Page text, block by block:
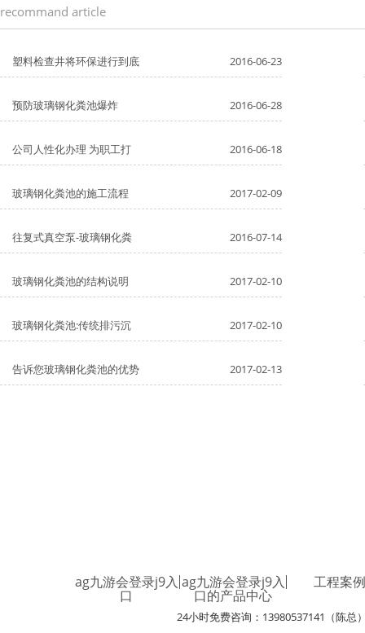
recommand article
塑料检查井将环保进行到底 2016-06-23
预防玻璃钢化粪池爆炸 2016-06-28
公司人性化办理 为职工打 2016-06-18
玻璃钢化粪池的施工流程 2017-02-09
往复式真空泵-玻璃钢化粪 2016-07-14
玻璃钢化粪池的结构说明 2017-02-10
玻璃钢化粪池:传统排污沉 2017-02-10
告诉您玻璃钢化粪池的优势 2017-02-13
ag九游会登录j9入
口
ag九游会登录j9入
口的产品中心
工程案例
24小时免费咨询：13980537141（陈总